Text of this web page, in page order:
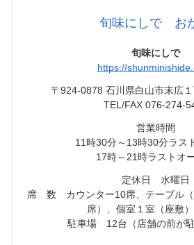
旬味にしで お
旬味にしで
https://
〒924-0878 石川県白山市末広
TEL/FAX 076-274-
営業時間
11時30分～13時30分ラス
17時～21時ラストオ
定休日 水曜日
席 数 カウンター10席、テーブル（
席）、個室１室（座敷
駐車場 12台（店舗の前が駐